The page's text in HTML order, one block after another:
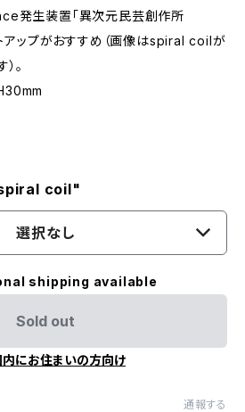
発生装置「異次元民芸創作所
ップがおすすめ（画像はspiral coilが
。
coil"
選択なし
shipping available
Sold out
内にお住まいの方向け
通報する